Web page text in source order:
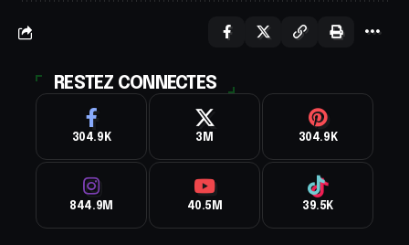
RESTEZ CONNECTES
304.9K 3M 304.9K
844.9M 40.5M 39.5K